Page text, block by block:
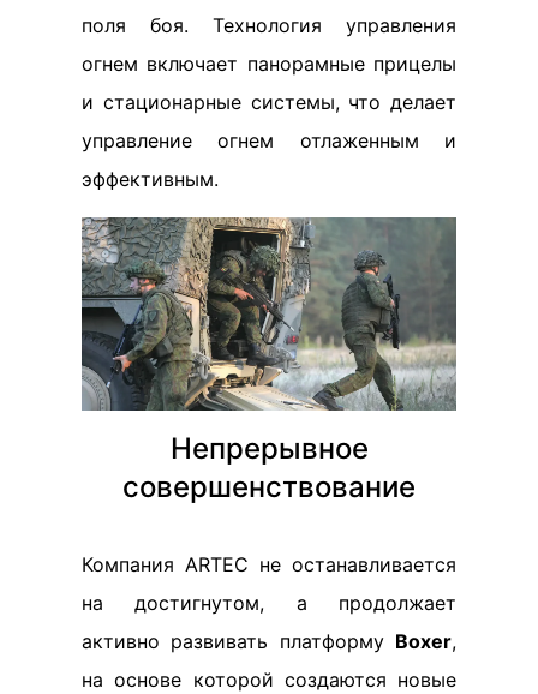
поля боя. Технология управления
огнем включает панорамные прицелы
и стационарные системы, что делает
управление огнем отлаженным и
эффективным.
Непрерывное
совершенствование
Компания ARTEC не останавливается
на достигнутом, а продолжает
активно развивать платформу Boxer,
на основе которой создаются новые